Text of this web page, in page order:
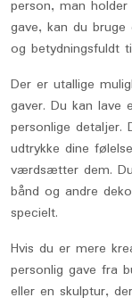
person, man
gave, kan du
og betydningsfuldt
Der er utallige
gaver. Du kan lave
personlige
udtrykke dine
værdsætter dem.
bånd og andre
specielt.
Hvis du er mere
personlig gave fra
eller en skulptur,